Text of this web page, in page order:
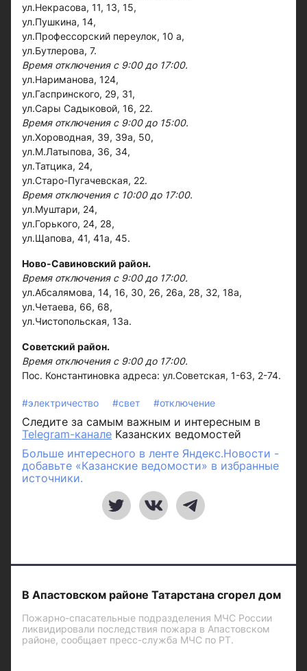
ул.Некрасова, 11, 13, 15,
ул.Пушкина, 14,
ул.Профессорский переулок, 10 а,
ул.Бутлерова, 7.
Время отключения с 9:00 до 17:00.
ул.Нариманова, 124,
ул.Гаспринского, 29, 31,
ул.Сары Садыковой, 16, 22.
Время отключения с 9:00 до 15:00.
ул.Хороводная, 39, 39а, 50,
ул.М.Латыпова, 36, 34,
ул.Татцика, 24,
ул.Старо-Пугачевская, 22.
Время отключения с 10:00 до 17:00.
ул.Муштари, 24,
ул.Горького, 24, 28,
ул.Щапова, 41, 41а, 45.
Ново-Савиновский район.
Время отключения с 9:00 до 17:00.
ул.Абсалямова, 14, 16, 30, 26, 26а, 28, 32, 18а,
ул.Четаева, 66, 68,
ул.Чистопольская, 13а.
Советский район.
Время отключения с 9:00 до 17:00.
Пос. Константиновка адреса: ул.Советская, 1-63, 2-74.
#электричество #свет #отключение
Следите за самым важным и интересным в
Telegram-канале Казанских ведомостей
Больше интересного в ленте Яндекс.Новости -
добавьте «Казанские ведомости» в избранные
источники.
В Апастовском районе Татарстана сгорел дом
Пожарно-спасательные подразделения МЧС России
ликвидировали последствия пожара в Апастовском
районе, сообщает пресс-служба МЧС по РТ.